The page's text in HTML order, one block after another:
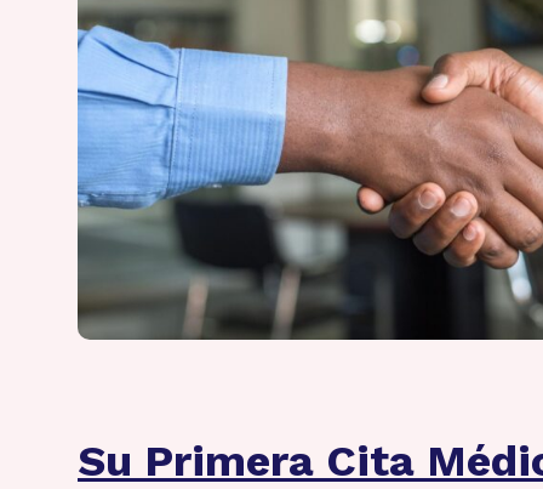
Su Primera Cita